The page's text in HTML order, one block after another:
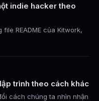
indie hacker theo
README của Kitwork,
trình theo cách khác
cách chúng ta nhìn nhận